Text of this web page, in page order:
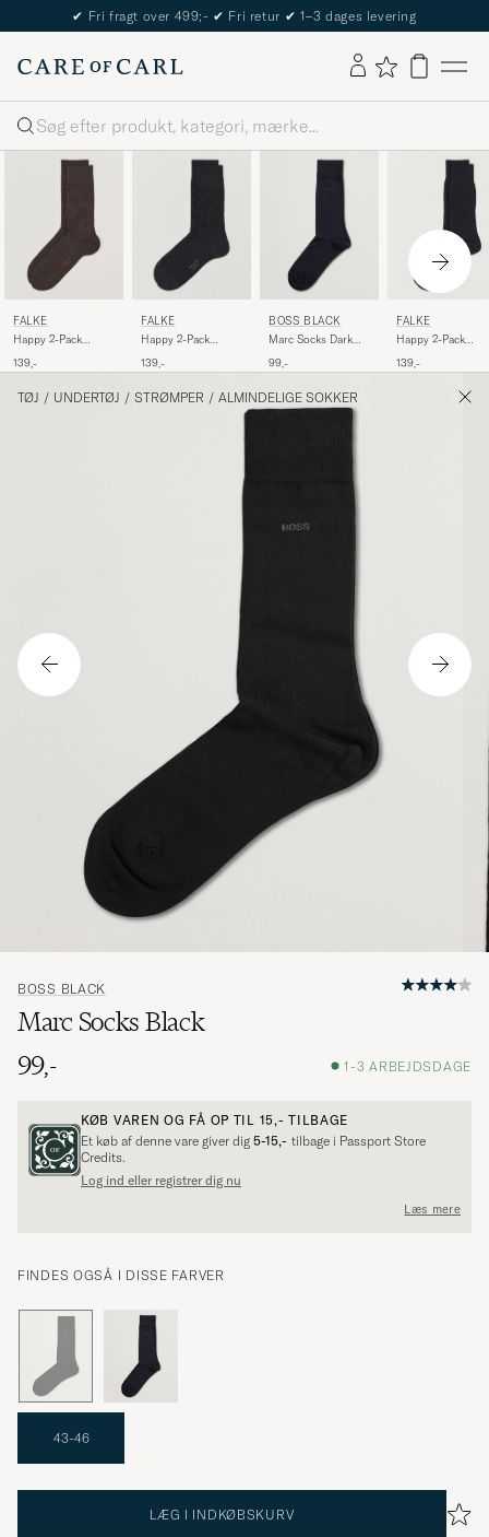
The Care of Carl Passport
Søg
FALKE
Happy 2-Pack
Brown
139,-
FALKE
Happy 2-Pack
Anthracite Melange
139,-
BOSS BLACK
Marc Socks Dark
99,-
FALKE
Happy 2-Pack
139,-
TØJ / UNDERTØJ / STRØMPER / ALMINDELIGE SOKKER
BOSS BLACK
Marc Socks Black
99,-
1-3 ARBEJDSDAGE
KØB VAREN OG FÅ OP TIL 15,- TILBAGE
Et køb af denne vare giver dig 5-15,- tilbage i Passport Store
Credits.
Log ind eller registrer dig nu
Læs mere
FINDES OGSÅ I DISSE FARVER
43-46
LÆG I INDKØBSKURV